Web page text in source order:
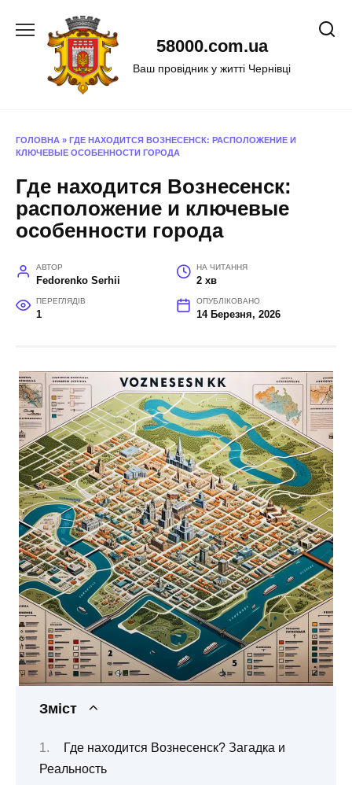
58000.com.ua
Ваш провідник у житті Чернівці
ГОЛОВНА » ГДЕ НАХОДИТСЯ ВОЗНЕСЕНСК: РАСПОЛОЖЕНИЕ И
КЛЮЧЕВЫЕ ОСОБЕННОСТИ ГОРОДА
Где находится Вознесенск:
расположение и ключевые
особенности города
АВТОР
Fedorenko Serhii
НА ЧИТАННЯ
2 хв
ПЕРЕГЛЯДІВ
1
ОПУБЛІКОВАНО
14 Березня, 2026
Зміст
Где находится Вознесенск? Загадка и
Реальность